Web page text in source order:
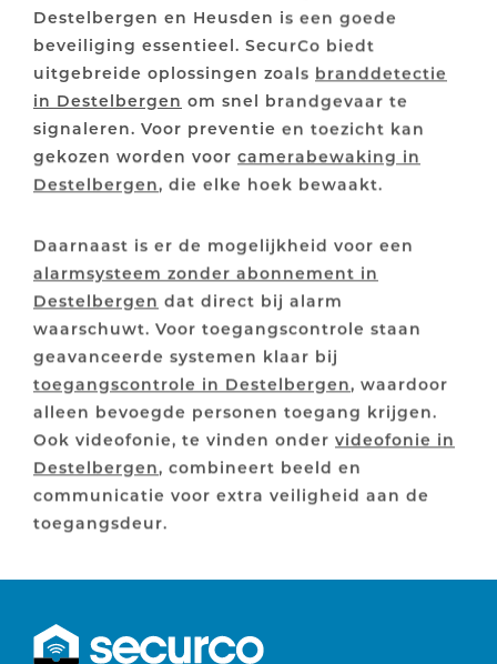
Destelbergen en Heusden is een goede
beveiliging essentieel. SecurCo biedt
uitgebreide oplossingen zoals branddetectie
in Destelbergen om snel brandgevaar te
signaleren. Voor preventie en toezicht kan
gekozen worden voor camerabewaking in
Destelbergen , die elke hoek bewaakt.
Daarnaast is er de mogelijkheid voor een
alarmsysteem zonder abonnement in
Destelbergen dat direct bij alarm
waarschuwt. Voor toegangscontrole staan
geavanceerde systemen klaar bij
toegangscontrole in Destelbergen , waardoor
alleen bevoegde personen toegang krijgen.
Ook videofonie, te vinden onder videofonie in
Destelbergen , combineert beeld en
communicatie voor extra veiligheid aan de
toegangsdeur.